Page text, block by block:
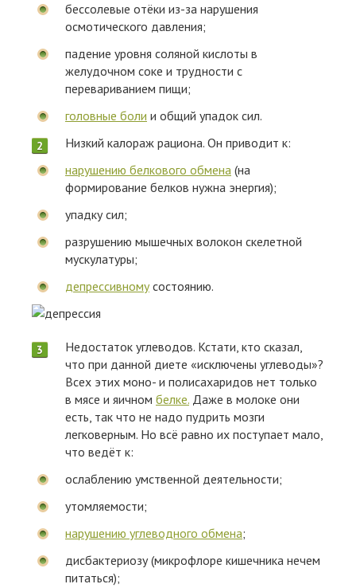
бессолевые отёки из-за нарушения
осмотического давления;
падение уровня соляной кислоты в
желудочном соке и трудности с
перевариванием пищи;
головные боли и общий упадок сил.
Низкий калораж рациона. Он приводит к:
нарушению белкового обмена (на
формирование белков нужна энергия);
упадку сил;
разрушению мышечных волокон скелетной
мускулатуры;
депрессивномусостоянию.
Недостаток углеводов. Кстати, кто сказал,
что при данной диете «исключены углеводы»?
Всех этих моно- и полисахаридов нет только
в мясе и яичном белке. Даже в молоке они
есть, так что не надо пудрить мозги
легковерным. Но всё равно их поступает мало,
что ведёт к:
ослаблению умственной деятельности;
утомляемости;
нарушению углеводного обмена;
дисбактериозу (микрофлоре кишечника нечем
питаться);